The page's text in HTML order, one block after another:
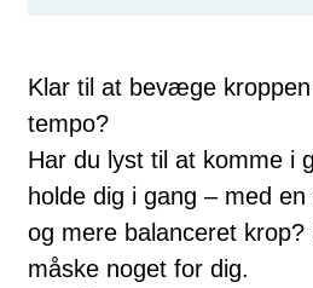
Klar til at bevæge
tempo?
Har du lyst til at komme i
holde dig i gang – med
og mere balanceret krop?
måske noget for dig.